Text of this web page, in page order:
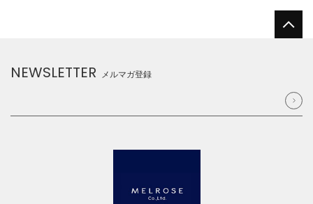
NEWSLETTER メルマガ登録